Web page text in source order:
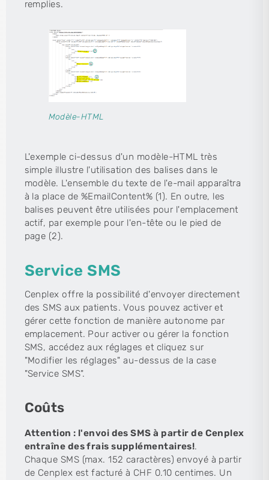
remplies.
Modèle-HTML
L'exemple ci-dessus d'un modèle-HTML très
simple illustre l'utilisation des balises dans le
modèle. L'ensemble du texte de l'e-mail apparaîtra
à la place de %EmailContent% (1). En outre, les
balises peuvent être utilisées pour l'emplacement
actif, par exemple pour l'en-tête ou le pied de
page (2).
Service SMS
Cenplex offre la possibilité d'envoyer directement
des SMS aux patients. Vous pouvez activer et
gérer cette fonction de manière autonome par
emplacement. Pour activer ou gérer la fonction
SMS, accédez aux réglages et cliquez sur
"Modifier les réglages" au-dessus de la case
"Service SMS".
Coûts
Attention : l'envoi des SMS à partir de Cenplex
entraîne des frais supplémentaires!.
Chaque SMS (max. 152 caractères) envoyé à partir
de Cenplex est facturé à CHF 0.10 centimes. Un